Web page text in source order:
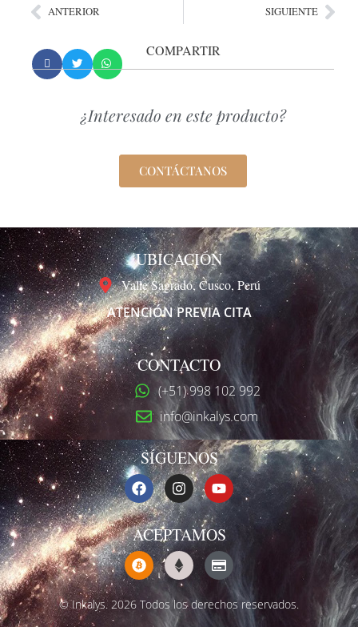
ANTERIOR SIGUIENTE
COMPARTIR
¿Interesado en este producto?
CONTÁCTANOS
UBICACIÓN
Valle Sagrado, Cusco, Perú
ATENCIÓN PREVIA CITA
CONTACTO
(+51) 998 102 992
info@inkalys.com
SÍGUENOS
ACEPTAMOS
© Inkalys. 2026 Todos los derechos reservados.